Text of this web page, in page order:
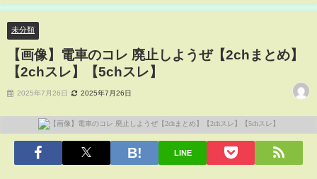
レ】【5chスレ】
未分類
【画像】電車のコレ 廃止しようぜ【2chまとめ】
【2chスレ】【5chスレ】
2025年7月26日 2025年7月26日
LINE